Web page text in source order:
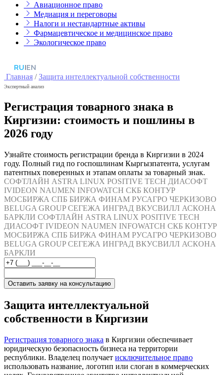
Авиационное право
Медиация и переговоры
Налоги и нестандартные активы
Фармацевтическое и медицинское право
Экологическое право
RU|EN
Главная /Защита интеллектуальной собственности
Экспертный анализ
Регистрация товарного знака в
Киргизии: стоимость и пошлины в
2026 году
Узнайте стоимость регистрации бренда в Киргизии в 2024
году. Полный гид по госпошлинам Кыргызпатента, услугам
патентных поверенных и этапам оплаты за товарный знак.
СОФТЛАЙН ASTRA LINUX POSITIVE TECH ДИАСОФТ
IVIDEON NAUMEN INFOWATCH СКБ КОНТУР
МОСБИРЖА СПБ БИРЖА ФИНАМ РУСАГРО ЧЕРКИЗОВО
BELUGA GROUP СЕГЕЖА ИНГРАД ВКУСВИЛЛ АСКОНА
БАРКЛИ СОФТЛАЙН ASTRA LINUX POSITIVE TECH
ДИАСОФТ IVIDEON NAUMEN INFOWATCH СКБ КОНТУР
МОСБИРЖА СПБ БИРЖА ФИНАМ РУСАГРО ЧЕРКИЗОВО
BELUGA GROUP СЕГЕЖА ИНГРАД ВКУСВИЛЛ АСКОНА
БАРКЛИ
Оставить заявку на консультацию
Защита интеллектуальной
собственности в Киргизии
Регистрация товарного знака в Киргизии обеспечивает
юридическую безопасность бизнеса на территории
республики. Владелец получает исключительное право
использовать название, логотип или слоган в коммерческих